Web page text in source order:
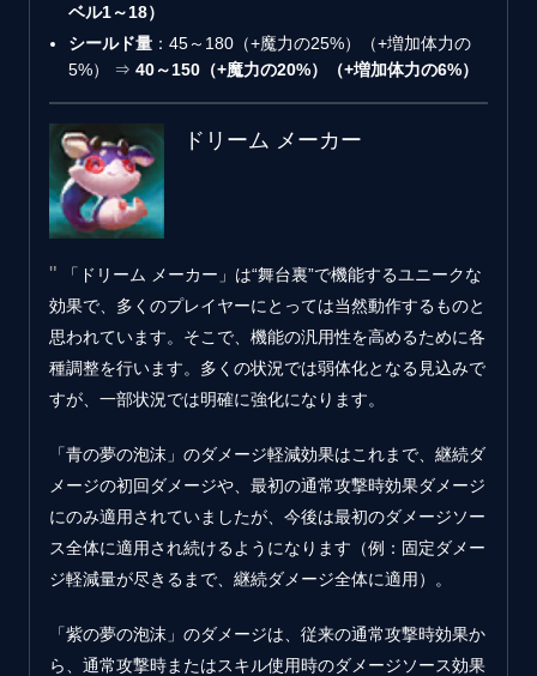
ベル1～18）
シールド量 ：45～180（+魔力の25%）（+増加体力の
5%） ⇒ 40～150（+魔力の20%）（+増加体力の6%）
ドリーム メーカー
「ドリーム メーカー」は“舞台裏”で機能するユニークな
効果で、多くのプレイヤーにとっては当然動作するものと
思われています。そこで、機能の汎用性を高めるために各
種調整を行います。多くの状況では弱体化となる見込みで
すが、一部状況では明確に強化になります。
「青の夢の泡沫」のダメージ軽減効果はこれまで、継続ダ
メージの初回ダメージや、最初の通常攻撃時効果ダメージ
にのみ適用されていましたが、今後は最初のダメージソー
ス全体に適用され続けるようになります（例：固定ダメー
ジ軽減量が尽きるまで、継続ダメージ全体に適用）。
「紫の夢の泡沫」のダメージは、従来の通常攻撃時効果か
ら、通常攻撃時またはスキル使用時のダメージソース効果